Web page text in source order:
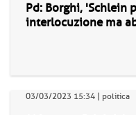
Pd: Borghi, 'Schlein
interlocuzione ma
03/03/2023 15:34 | politica